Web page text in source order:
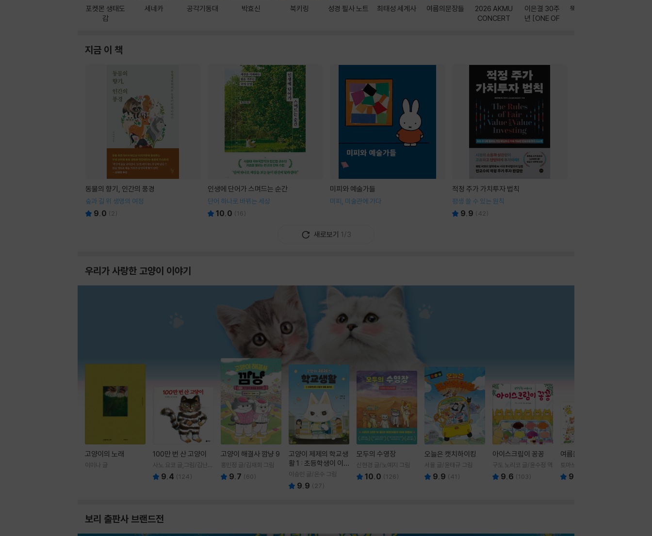
포켓몬 생태도
감
세네카 공각기동대 박효신 북키링 성경 필사 노트 최태성 세계사 여름의문장들
2026 AKMU
CONCERT
이은결 30주
년 [ONE OF
뚝딱! AI 3대장
지금 이 책
동물의 향기, 인간의 풍경
숲과 길 위 생명의 여정
9.0 ( 2)
인생에 단어가 스며드는 순간
단어 하나로 바뀌는 세상
10.0 (16)
미피와 예술가들
미피, 미술관에 가다
적정 주가 가치투자 법칙
평생 쓸 수 있는 원칙
9.9 (42)
새로보기 1/3
우리가 사랑한 고양이 이야기
고양이의 노래
이미나 글
100만 번 산 고양이
사노 요코 글,그림/김난주
역 9.4 (124)
고양이 해결사 깜냥 9
홍민정 글/김재희 그림
9.7 (60)
고양이 제제의 학교생
활 1 : 초등학생이 이
렇게 힘들 줄이야
이승민 글/온수 그림
9.9 ( 27)
모두의 수영장
신현경 글/노예지 그림
10.0 (126)
오늘은 캣치하이킹
서율 글/윤태규 그림
9.9 (41 )
아이스크림이 꽁꽁
구도 노리코 글/윤수정 역
9.6 (103)
여름을 부탁해
토마쓰리 글그림
9.8
보리 출판사 브랜드전